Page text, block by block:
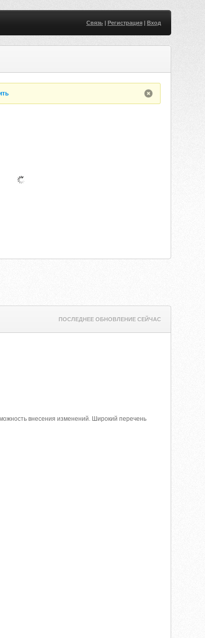
Связь| Регистрация| Вход
ПОСЛЕДНЕЕ ОБНОВЛЕНИЕ СЕЙЧАС
внесения изменений. Широкий перечень